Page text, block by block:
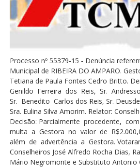
Processo nº 55379-15 - Denúncia
Municipal de RIBEIRA DO AMPARO.
Tetiana de Paula Fontes Cedro Britto.
Genildo Ferreira dos Reis, Sr.
Sr. Benedito Carlos dos Reis, Sr.
Sra. Eulina Silva Amorim. Relator:
Decisão: Parcialmente procedente,
multa a Gestora no valor de
além de advertência a Gestora.
Conselheiros José Alfredo Rocha Dias,
Mário Negromonte e Substituto Antonio